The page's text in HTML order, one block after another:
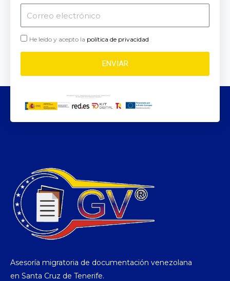
He leído y acepto la política de privacidad
ENVIAR
Asesoría migratoria de documentación venezolana
en Santa Cruz de Tenerife.